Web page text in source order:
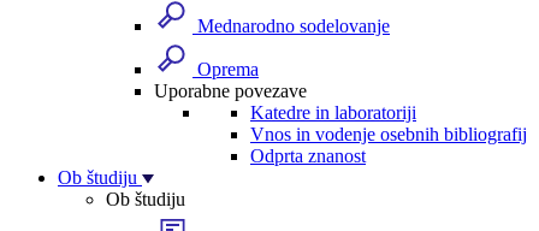
Mednarodno sodelovanje
Oprema
Uporabne povezave
Katedre in laboratoriji
Vnos in vodenje osebnih bibliografij
Odprta znanost
Ob študiju
Ob študiju